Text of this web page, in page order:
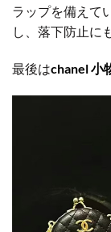
ラップを備えて
し、落下防止に
最後はchanel 小